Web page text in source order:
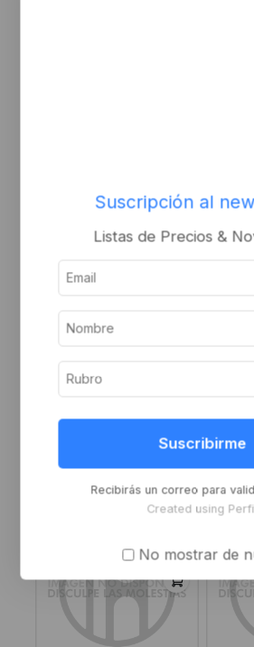
negro
baño
Inicie
Suscripción al
Listas de Precios &
Suscribirme
Recibirás un correo para
Created using
No mostrar de